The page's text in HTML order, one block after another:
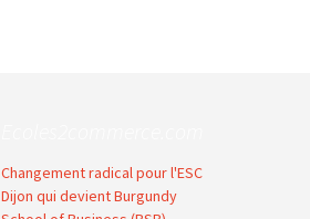
Changement radical pour l'ESC
Dijon qui devient Burgundy